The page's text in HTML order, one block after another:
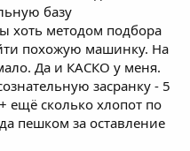
базу
хоть методом подбора
похожую машинку. На
Да и КАСКО у меня.
засранку - 5
ещё сколько хлопот по
пешком за оставление